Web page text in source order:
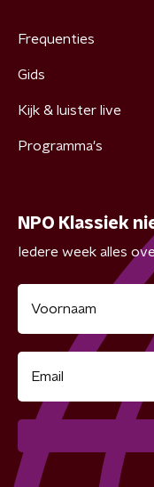
Frequenties
Gids
Kijk & luister live
Programma's
NPO Klassiek
Iedere week alles